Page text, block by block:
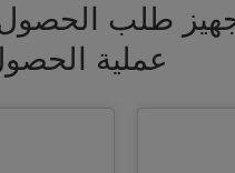
طلب
عملية